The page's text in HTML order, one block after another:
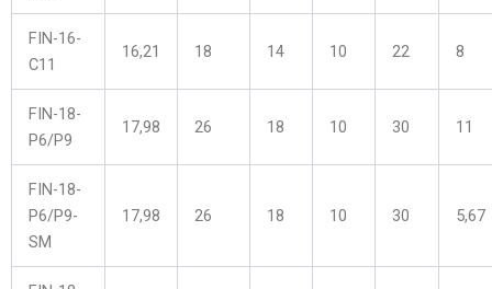
FIN-16-
C11
16,21 18 14 10 22 8
FIN-18-
P6/P9
17,98 26 18 10 30 11
FIN-18-
P6/P9-
SM
17,98 26 18 10 30 5,67